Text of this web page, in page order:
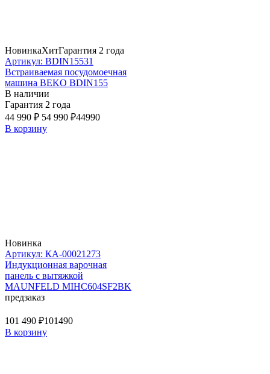
НовинкаХитГарантия 2 года
Артикул: BDIN15531
Встраиваемая посудомоечная
машина BEKO BDIN155
В наличии
Гарантия 2 года
44 990 ₽ 54 990 ₽44990
В корзину
Новинка
Артикул: КА-00021273
Индукционная варочная
панель с вытяжкой
MAUNFELD MIHC604SF2BK
предзаказ
101 490 ₽101490
В корзину